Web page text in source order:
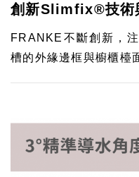
創新Slimfix®技術
FRANKE不斷創新，
槽的外緣邊框與櫥櫃檯